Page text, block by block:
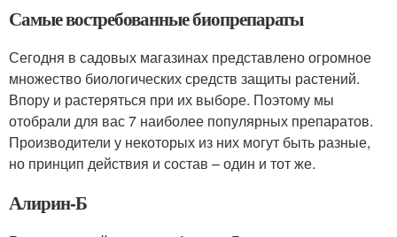
Самые востребованные биопрепараты
Сегодня в садовых магазинах представлено огромное
множество биологических средств защиты растений.
Впору и растеряться при их выборе. Поэтому мы
отобрали для вас 7 наиболее популярных препаратов.
Производители у некоторых из них могут быть разные,
но принцип действия и состав – один и тот же.
Алирин-Б